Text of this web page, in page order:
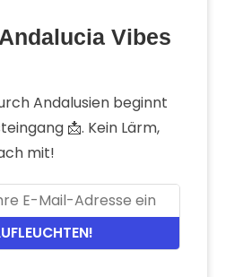
Vibes
Andalusien beginnt
📩. Kein Lärm,
mit!